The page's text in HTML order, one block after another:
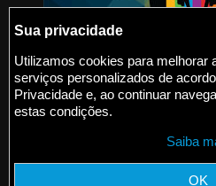
@2015-2026 Moozyca
Sua privacidade
Utilizamos cookies para melhorar
serviços personalizados de
Privacidade e, ao continuar
estas condições.
Saiba
OK